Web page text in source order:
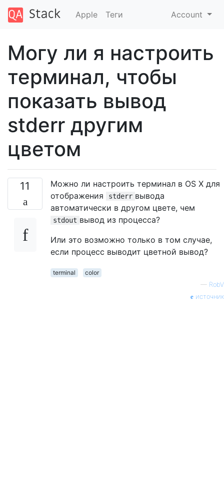
Apple Теги Account
Могу ли я настроить
терминал, чтобы
показать вывод
stderr другим
цветом
11
Можно ли настроить терминал в OS X для
отображения
stderr вывода
автоматически в другом цвете, чем
stdout вывод из процесса?
Или это возможно только в том случае,
если процесс выводит цветной вывод?
terminal
color
— RobV
источник